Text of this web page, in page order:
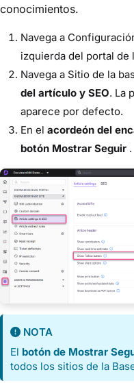
conocimientos.
Navega a
izquierda del portal de
Navega a Sitio de la
del artículo y SEO. La
aparece por defecto.
En el acordeón del
botón Mostrar Seguir .
NOTA
El botón de Mostrar
todos los sitios de la